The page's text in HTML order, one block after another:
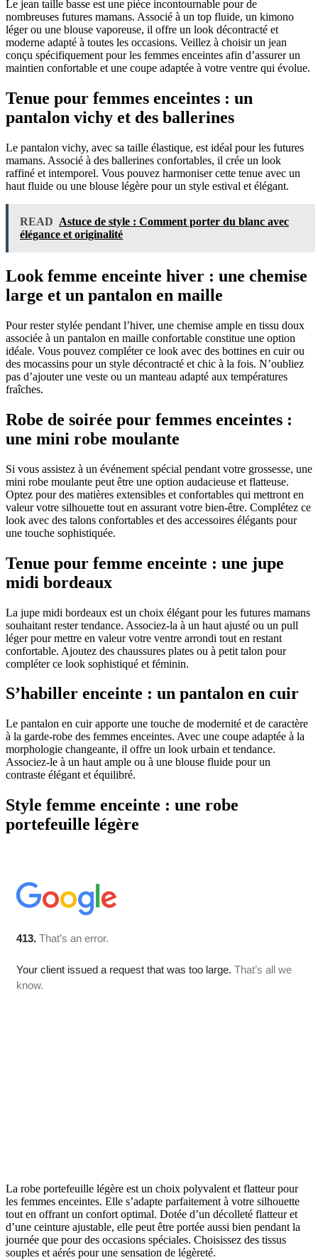
Le jean taille basse est une pièce incontournable pour de
nombreuses futures mamans. Associé à un top fluide, un kimono
léger ou une blouse vaporeuse, il offre un look décontracté et
moderne adapté à toutes les occasions. Veillez à choisir un jean
conçu spécifiquement pour les femmes enceintes afin d’assurer un
maintien confortable et une coupe adaptée à votre ventre qui évolue.
Tenue pour femmes enceintes : un
pantalon vichy et des ballerines
Le pantalon vichy, avec sa taille élastique, est idéal pour les futures
mamans. Associé à des ballerines confortables, il crée un look
raffiné et intemporel. Vous pouvez harmoniser cette tenue avec un
haut fluide ou une blouse légère pour un style estival et élégant.
READ Astuce de style : Comment porter du blanc avec
élégance et originalité
Look femme enceinte hiver : une chemise
large et un pantalon en maille
Pour rester stylée pendant l’hiver, une chemise ample en tissu doux
associée à un pantalon en maille confortable constitue une option
idéale. Vous pouvez compléter ce look avec des bottines en cuir ou
des mocassins pour un style décontracté et chic à la fois. N’oubliez
pas d’ajouter une veste ou un manteau adapté aux températures
fraîches.
Robe de soirée pour femmes enceintes :
une mini robe moulante
Si vous assistez à un événement spécial pendant votre grossesse, une
mini robe moulante peut être une option audacieuse et flatteuse.
Optez pour des matières extensibles et confortables qui mettront en
valeur votre silhouette tout en assurant votre bien-être. Complétez ce
look avec des talons confortables et des accessoires élégants pour
une touche sophistiquée.
Tenue pour femme enceinte : une jupe
midi bordeaux
La jupe midi bordeaux est un choix élégant pour les futures mamans
souhaitant rester tendance. Associez-la à un haut ajusté ou un pull
léger pour mettre en valeur votre ventre arrondi tout en restant
confortable. Ajoutez des chaussures plates ou à petit talon pour
compléter ce look sophistiqué et féminin.
S’habiller enceinte : un pantalon en cuir
Le pantalon en cuir apporte une touche de modernité et de caractère
à la garde-robe des femmes enceintes. Avec une coupe adaptée à la
morphologie changeante, il offre un look urbain et tendance.
Associez-le à un haut ample ou à une blouse fluide pour un
contraste élégant et équilibré.
Style femme enceinte : une robe
portefeuille légère
La robe portefeuille légère est un choix polyvalent et flatteur pour
les femmes enceintes. Elle s’adapte parfaitement à votre silhouette
tout en offrant un confort optimal. Dotée d’un décolleté flatteur et
d’une ceinture ajustable, elle peut être portée aussi bien pendant la
journée que pour des occasions spéciales. Choisissez des tissus
souples et aérés pour une sensation de légèreté.